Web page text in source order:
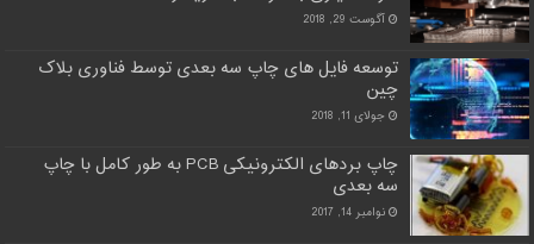
آگوست 29, 2018
توسعه فایل های چاپ سه بعدی توسط فناوری بلاک
چین
جولای 11, 2018
چاپ بردهای الکترونیکی PCB به طور کامل با چاپ
سه بعدی
نوامبر 14, 2017